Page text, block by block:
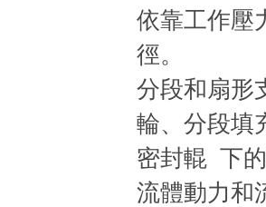
依靠工作壓
徑。
分段和扇形
輪、分段填
密封輥 下
流體動力和